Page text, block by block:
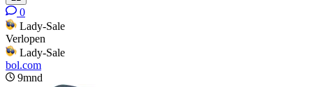
0
Lady-Sale
Verlopen
Lady-Sale
bol.com
9mnd